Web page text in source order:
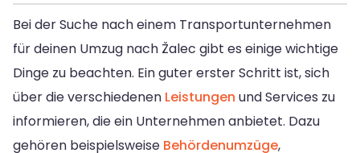
Bei der Suche nach einem Transportunternehmen
für deinen Umzug nach Žalec gibt es einige wichtige
Dinge zu beachten. Ein guter erster Schritt ist, sich
über die verschiedenen Leistungen und Services zu
informieren, die ein Unternehmen anbietet. Dazu
gehören beispielsweise Behördenumzüge,